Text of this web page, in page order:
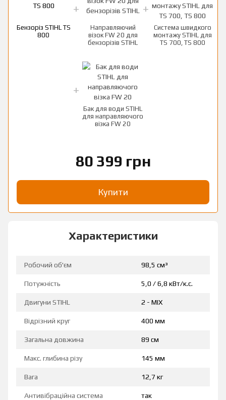
Бензоріз STIHL TS
800
Направляючий
візок FW 20 для
бензорізів STIНL
Система швидкого
монтажу STIHL для
TS 700, TS 800
Бак для води STIHL
для направляючого
візка FW 20
80 399 грн
Купити
Характеристики
Робочий об'єм 98,5 см³
Потужність 5,0 / 6,8 кВт/к.с.
Двигуни STIHL 2 - MIX
Відрізний круг 400 мм
Загальна довжина 89 см
Макс. глибина різу 145 мм
Вага 12,7 кг
Антивібраційна система так